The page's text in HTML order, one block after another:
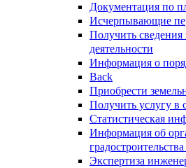
Документация по
Исчерпывающие
Получить
деятельности
Информация о
Back
Приобрести
Получить услугу в
Статистическая
Информация об
Экспертиза